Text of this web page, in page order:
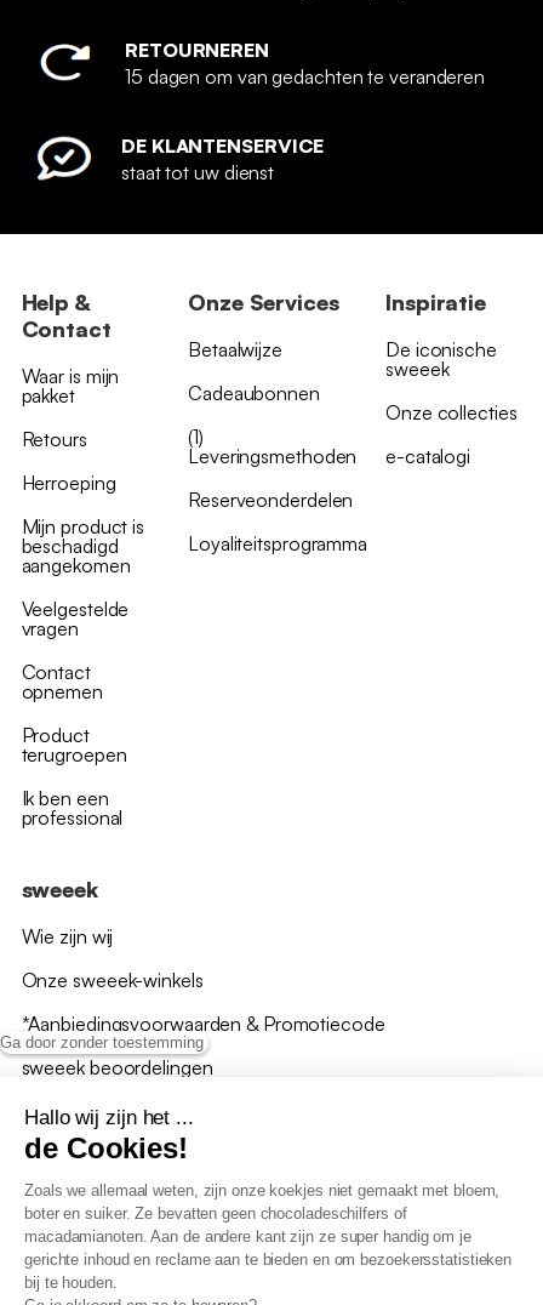
Ga door zonder toestemming
Hallo wij zijn het ...
de Cookies!
Zoals we allemaal weten, zijn onze koekjes niet gemaakt met bloem,
boter en suiker. Ze bevatten geen chocoladeschilfers of
macadamianoten. Aan de andere kant zijn ze super handig om je
gerichte inhoud en reclame aan te bieden en om bezoekersstatistieken
bij te houden.
RETOURNEREN
15 dagen om van gedachten te veranderen
DE KLANTENSERVICE
staat tot uw dienst
Help &
Contact
Waar is mijn
pakket
Retours
Herroeping
Mijn product is
beschadigd
aangekomen
Veelgestelde
vragen
Contact
opnemen
Product
terugroepen
Ik ben een
professional
Onze Services
Betaalwijze
Cadeaubonnen
(1)
Leveringsmethoden
Reserveonderdelen
Loyaliteitsprogramma
Inspiratie
De iconische
sweeek
Onze collecties
e-catalogi
sweeek
Wie zijn wij
Onze sweeek-winkels
*Aanbiedingsvoorwaarden & Promotiecode
sweeek beoordelingen
Algemene verkoopsvoorwaarden
AV loyaliteitsprogramma
Beleid persoonsgegevens